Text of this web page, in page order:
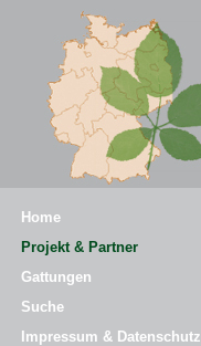
Home
Projekt & Partner
Gattungen
Suche
Impressum & Datenschutz